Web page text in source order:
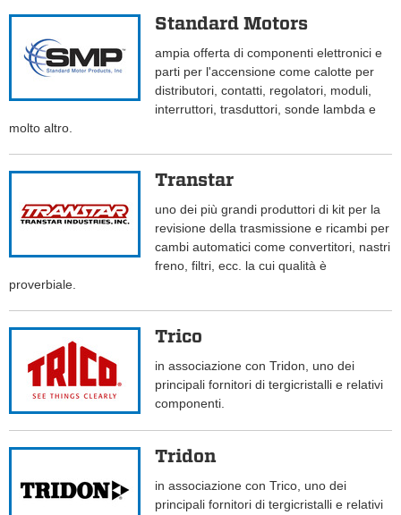
Standard Motors
ampia offerta di componenti elettronici e
parti per l'accensione come calotte per
distributori, contatti, regolatori, moduli,
interruttori, trasduttori, sonde lambda e
molto altro.
Transtar
uno dei più grandi produttori di kit per la
revisione della trasmissione e ricambi per
cambi automatici come convertitori, nastri
freno, filtri, ecc. la cui qualità è
proverbiale.
Trico
in associazione con Tridon, uno dei
principali fornitori di tergicristalli e relativi
componenti.
Tridon
in associazione con Trico, uno dei
principali fornitori di tergicristalli e relativi